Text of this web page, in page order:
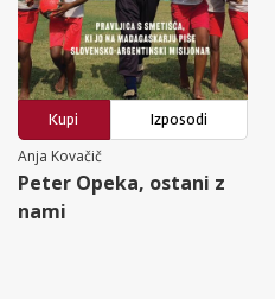
Kupi
Izposodi
Anja Kovačič
Peter Opeka, ostani z
nami